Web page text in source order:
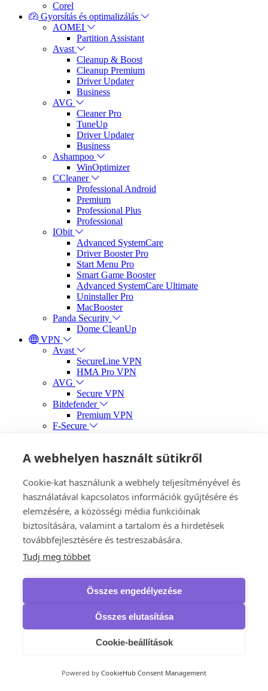
Corel
Gyorsítás és optimalizálás
AOMEI
Partition Assistant
Avast
Cleanup & Boost
Cleanup Premium
Driver Updater
Business
AVG
Cleaner Pro
TuneUp
Driver Updater
Business
Ashampoo
WinOptimizer
CCleaner
Professional Android
Premium
Professional Plus
Professional
IObit
Advanced SystemCare
Driver Booster Pro
Start Menu Pro
Smart Game Booster
Advanced SystemCare Ultimate
Uninstaller Pro
MacBooster
Panda Security
Dome CleanUp
VPN
Avast
SecureLine VPN
HMA Pro VPN
AVG
Secure VPN
Bitdefender
Premium VPN
F-Secure
Kaspersky
VPN
McAfee
NordVPN
VPN
VPN Standard
VPN Complete
Panda Security
IObit
iTop VPN & iTop Private Browser
Biztonsági mentés, adat-helyreállítás és írás
IOTransfer
iTop Data Recovery
Smart Defrag Pro
AOMEI
A webhelyen használt sütikről
Cookie-kat használunk a webhely teljesítményével és
használatával kapcsolatos információk gyűjtésére és
elemzésére, a közösségi média funkcióinak
biztosítására, valamint a tartalom és a hirdetések
továbbfejlesztésére és testreszabására.
Tudj meg többet
Összes engedélyezése
Összes elutasítása
Cookie-beállítások
Powered by CookieHub Consent Management